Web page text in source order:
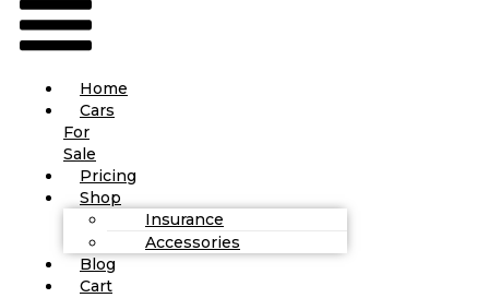
Home
Cars
For
Sale
Pricing
Shop
Insurance
Accessories
Blog
Cart